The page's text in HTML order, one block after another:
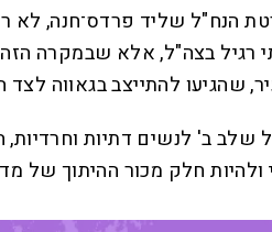
שהגיעו להתייצב בגאווה
שלב ב' לנשים דתיות
חלק מכור ההיתוך של